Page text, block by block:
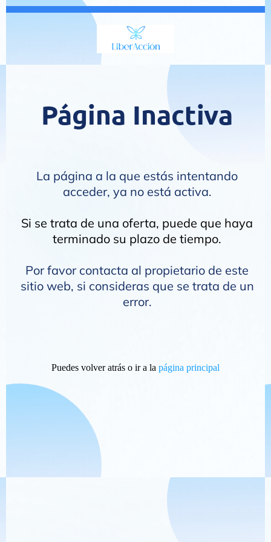
Página Inactiva
La página a la que estás intentando
acceder, ya no está activa.
Si se trata de una oferta, puede que haya
terminado su plazo de tiempo.
Por favor contacta al propietario de este
sitio web, si consideras que se trata de un
error.
Puedes volver atrás o ir a la página principal